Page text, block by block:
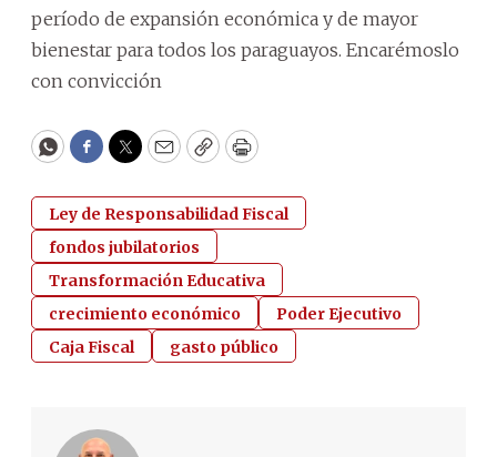
período de expansión económica y de mayor
bienestar para todos los paraguayos. Encarémoslo
con convicción
WhatsApp
Facebook
Twitter
EmailCopyPrint
Ley de Responsabilidad Fiscal
fondos jubilatorios
Transformación Educativa
crecimiento económico
Poder Ejecutivo
Caja Fiscal
gasto público